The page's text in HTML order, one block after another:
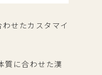
せたカスタマイ
質に合わせた漢